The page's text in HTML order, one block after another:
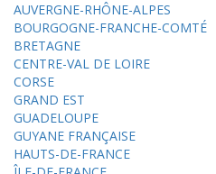
AUVERGNE-RHÔNE-ALPES
BOURGOGNE-FRANCHE-COMTÉ
BRETAGNE
CENTRE-VAL DE LOIRE
CORSE
GRAND EST
GUADELOUPE
GUYANE FRANÇAISE
HAUTS-DE-FRANCE